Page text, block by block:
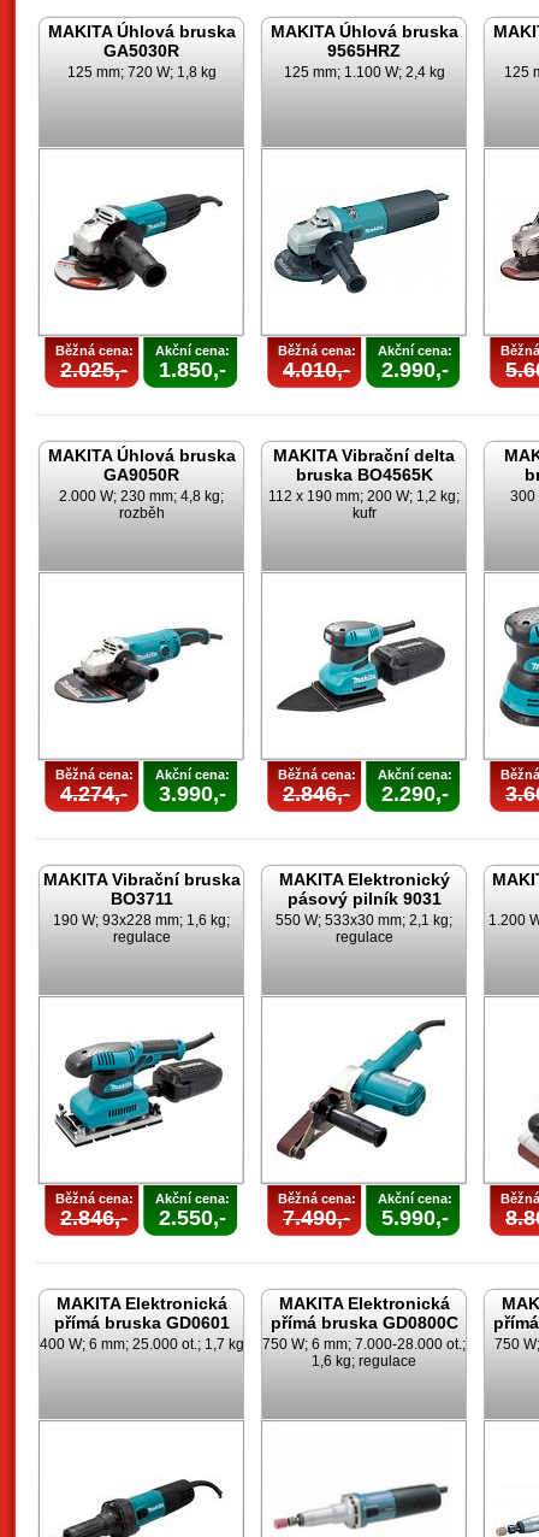
MAKITA Úhlová bruska
GA5030R
125 mm; 720 W; 1,8 kg
Běžná cena:
2.025,-
Akční cena:
1.850,-
MAKITA Úhlová bruska
9565HRZ
125 mm; 1.100 W; 2,4 kg
Běžná cena:
4.010,-
Akční cena:
2.990,-
125
MAKITA Úhlová bruska
GA9050R
2.000 W; 230 mm; 4,8 kg;
rozběh
Běžná cena:
4.274,-
Akční cena:
3.990,-
MAKITA Vibrační delta
bruska BO4565K
112 x 190 mm; 200 W; 1,2 kg;
kufr
Běžná cena:
2.846,-
Akční cena:
2.290,-
300
MAKITA Vibrační bruska
BO3711
190 W; 93x228 mm; 1,6 kg;
regulace
Běžná cena:
2.846,-
Akční cena:
2.550,-
MAKITA Elektronický
pásový pilník 9031
550 W; 533x30 mm; 2,1 kg;
regulace
Běžná cena:
7.490,-
Akční cena:
5.990,-
1.200
MAKITA Elektronická
přímá bruska GD0601
400 W; 6 mm; 25.000 ot.; 1,7 kg
MAKITA Elektronická
přímá bruska GD0800C
750 W; 6 mm; 7.000-28.000 ot.;
1,6 kg; regulace
750